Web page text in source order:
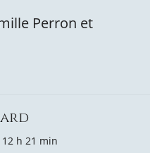
Perron et
h 21 min